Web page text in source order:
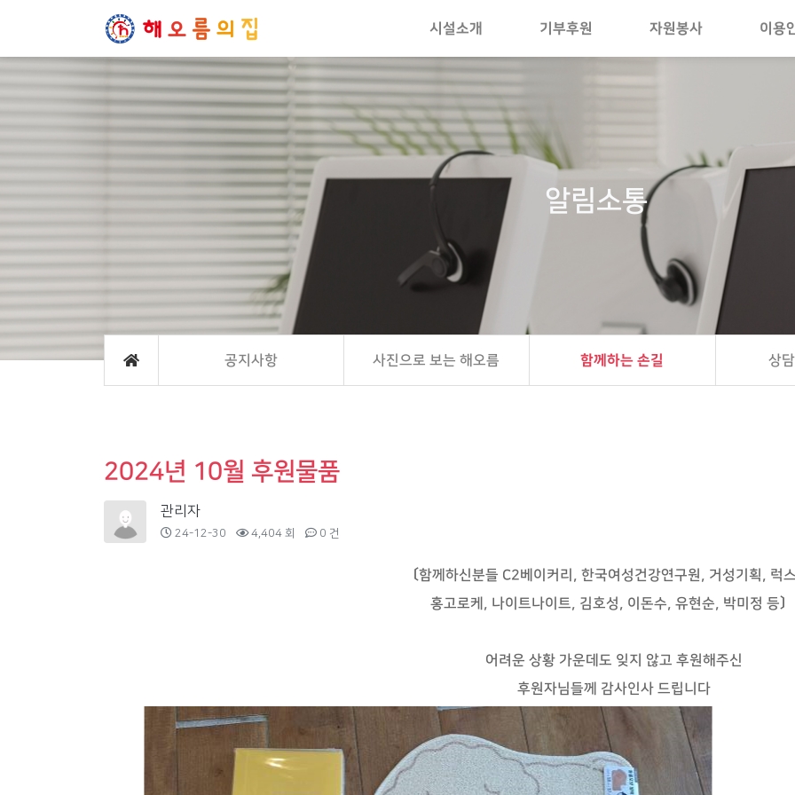
시설소개 기부후원 자원봉사 이용
알림소통
공지사항 사진으로 보는 해오름 함께하는 손길 상
2024년 10월 후원물품
관리자
24-12-30 4,404 회 0 건
〔함께하신분들 C2베이커리, 한국여성건강연구원, 거성기획, 럭
홍고로케, 나이트나이트, 김호성, 이돈수, 유현순, 박미정 등〕
어려운 상황 가운데도 잊지 않고 후원해주신
후원자님들께 감사인사 드립니다